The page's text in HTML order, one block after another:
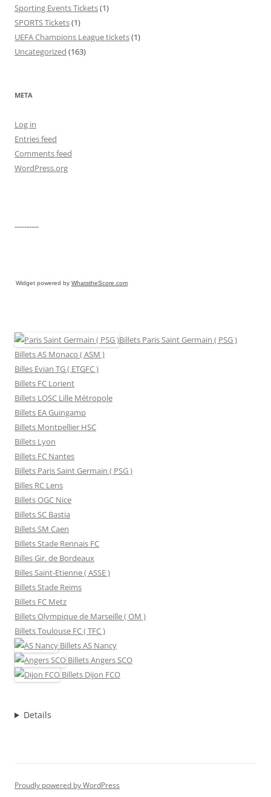
Sporting Events Tickets(1)
SPORTS Tickets(1)
UEFA Champions League tickets(1)
Uncategorized (163)
META
Log in
Entries feed
Comments feed
WordPress.org
----------
Widget powered by WhatstheScore.com
Billets Paris Saint Germain ( PSG )
Billets AS Monaco ( ASM )
Billes Evian TG ( ETGFC )
Billets FC Lorient
Billets LOSC Lille Métropole
Billets EA Guingamp
Billets Montpellier HSC
Billets Lyon
Billets FC Nantes
Billets Paris Saint Germain ( PSG )
Billes RC Lens
Billets OGC Nice
Billets SC Bastia
Billets SM Caen
Billets Stade Rennais FC
Billes Gir. de Bordeaux
Billes Saint-Etienne ( ASSE )
Billets Stade Reims
Billets FC Metz
Billets Olympique de Marseille ( OM )
Billets Toulouse FC ( TFC )
BilletsAS Nancy
BilletsAngers SCO
Billets Dijon FCO
Details
Proudly powered by WordPress